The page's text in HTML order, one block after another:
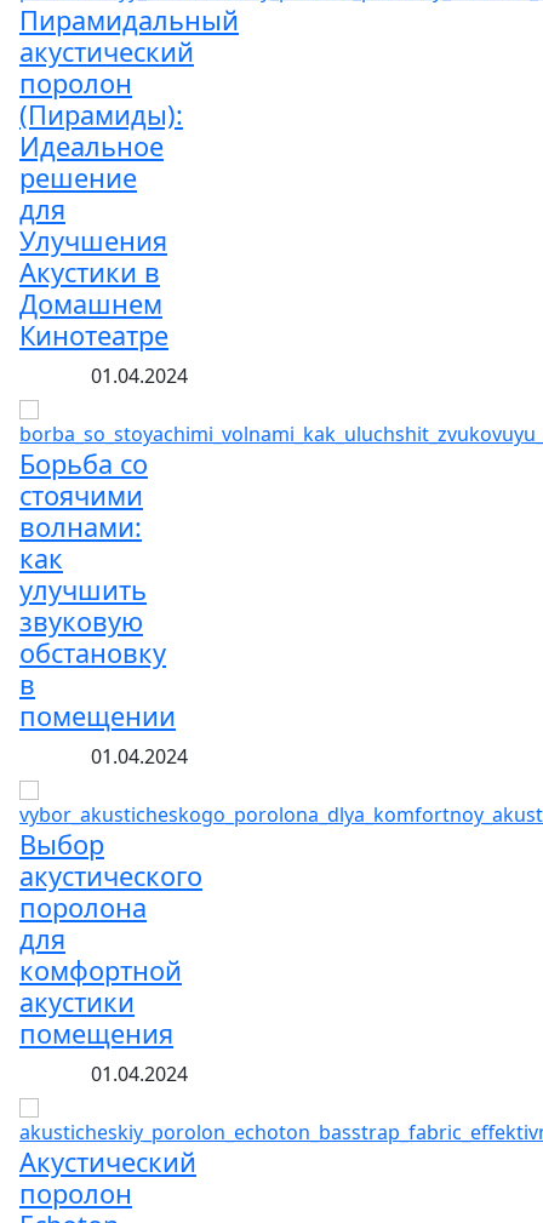
Пирамидальный
акустический
поролон
(Пирамиды):
Идеальное
решение
для
Улучшения
Акустики в
Домашнем
Кинотеатре
01.04.2024
Борьба со
стоячими
волнами:
как
улучшить
звуковую
обстановку
в
помещении
01.04.2024
Выбор
акустического
поролона
для
комфортной
акустики
помещения
01.04.2024
Акустический
поролон